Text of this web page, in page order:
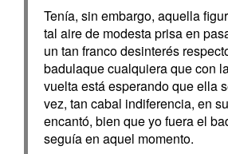
Tenía, sin embargo, aquella
tal aire de modesta prisa en
un tan franco desinterés
badulaque cualquiera que con
vuelta está esperando que ella
vez, tan cabal indiferencia, en
encantó, bien que yo fuera el
seguía en aquel momento.